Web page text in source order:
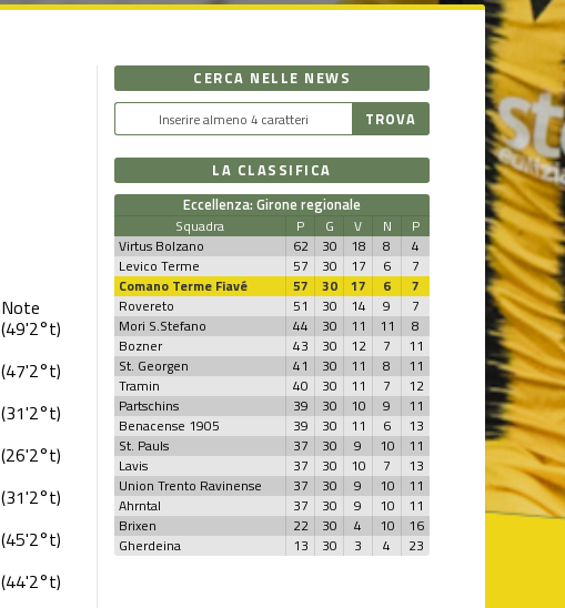
Note
(49'2°t)
(47'2°t)
(31'2°t)
(26'2°t)
(31'2°t)
(45'2°t)
(44'2°t)
CERCA NELLE NEWS
LA CLASSIFICA
Eccellenza: Girone regionale
Squadra P G V N
P
Virtus Bolzano
62 30 18 8
4
Levico Terme
57 30 17 6
7
Comano Terme Fiavé
57 30 17 6
7
Rovereto
51 30 14 9
7
Mori S.Stefano
44 30 11 11
8
Bozner
43 30 12 7
11
St. Georgen
41 30 11 8
11
Tramin
40 30 11 7
12
Partschins
39 30 10 9
11
Benacense 1905
39 30 11 6
13
St. Pauls
37 30 9 10
11
Lavis
37 30 10 7
13
Union Trento Ravinense
37 30 9 10
11
Ahrntal
37 30 9 10
11
Brixen
22 30 4 10
16
Gherdeina
13 30 3 4 23